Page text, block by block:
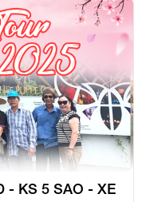
- KS 5 SAO - XE